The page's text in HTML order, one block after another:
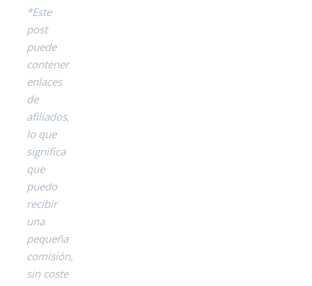
*Este
post
puede
contener
enlaces
de
afiliados,
lo que
significa
que
puedo
recibir
una
pequeña
comisión,
sin coste